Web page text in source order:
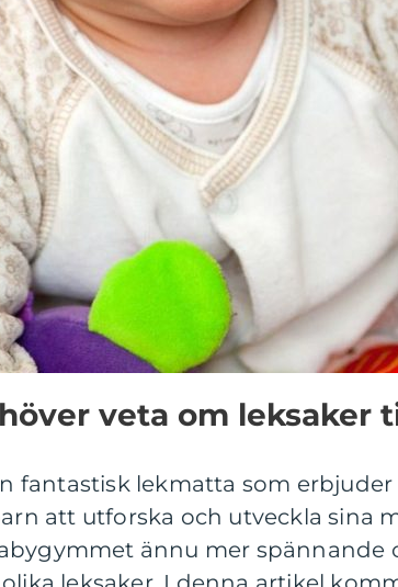
veta om leksaker
fantastisk lekmatta som erbjuder
att utforska och utveckla sina
ännu mer spännande